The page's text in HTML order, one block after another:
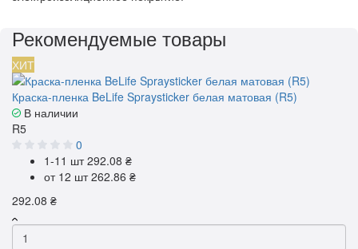
Рекомендуемые товары
ХИТ
Краска-пленка BeLife Spraysticker белая матовая (R5)
В наличии
R5
0
1-11 шт292.08 ₴
от 12 шт262.86 ₴
292.08 ₴